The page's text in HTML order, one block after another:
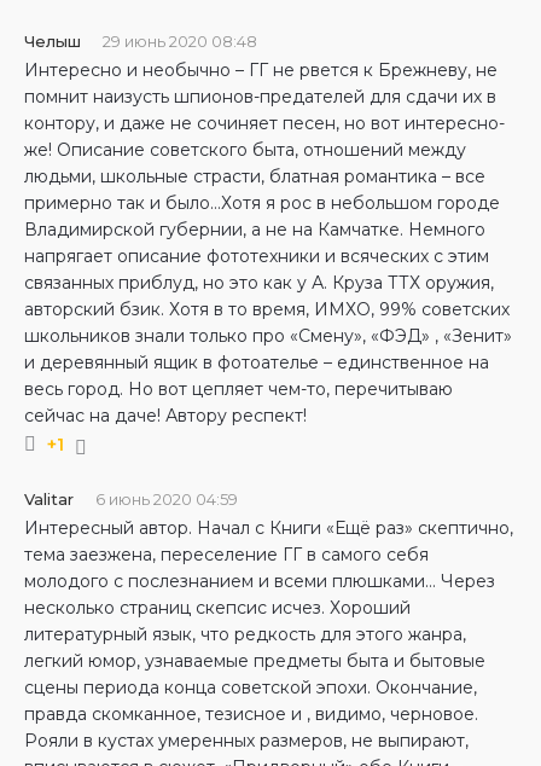
Челыш 29 июнь 2020 08:48
Интересно и необычно – ГГ не рвется к Брежневу, не
помнит наизусть шпионов-предателей для сдачи их в
контору, и даже не сочиняет песен, но вот интересно-
же! Описание советского быта, отношений между
людьми, школьные страсти, блатная романтика – все
примерно так и было…Хотя я рос в небольшом городе
Владимирской губернии, а не на Камчатке. Немного
напрягает описание фототехники и всяческих с этим
связанных приблуд, но это как у А. Круза ТТХ оружия,
авторский бзик. Хотя в то время, ИМХО, 99% советских
школьников знали только про «Смену», «ФЭД» , «Зенит»
и деревянный ящик в фотоателье – единственное на
весь город. Но вот цепляет чем-то, перечитываю
сейчас на даче! Автору респект!
+1
Valitar 6 июнь 2020 04:59
Интересный автор. Начал с Книги «Ещё раз» скептично,
тема заезжена, переселение ГГ в самого себя
молодого с послезнанием и всеми плюшками… Через
несколько страниц скепсис исчез. Хороший
литературный язык, что редкость для этого жанра,
легкий юмор, узнаваемые предметы быта и бытовые
сцены периода конца советской эпохи. Окончание,
правда скомканное, тезисное и , видимо, черновое.
Рояли в кустах умеренных размеров, не выпирают,